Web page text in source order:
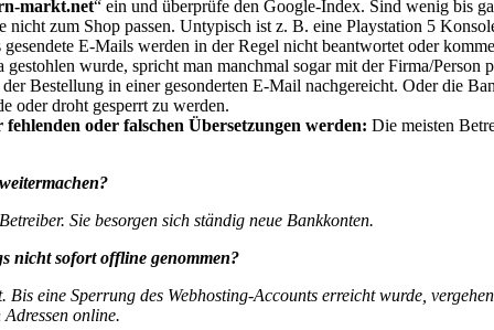
markt.net“ ein und überprüfe den Google-Index. Sind wenig bis
nicht zum Shop passen. Untypisch ist z. B. eine Playstation 5
gesendete E-Mails werden in der Regel nicht beantwortet oder
wurde, spricht man manchmal sogar mit der Firma/Person
Bestellung in einer gesonderten E-Mail nachgereicht. Oder die
oder droht gesperrt zu werden.
oder falschen Übersetzungen werden: Die meisten
Sie besorgen sich ständig neue Bankkonten.
nicht sofort offline genommen?
eine Sperrung des Webhosting-Accounts erreicht wurde,
online.